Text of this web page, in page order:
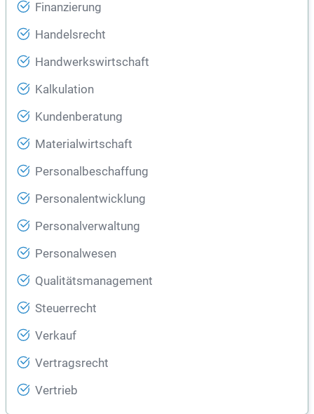
Finanzierung
Handelsrecht
Handwerkswirtschaft
Kalkulation
Kundenberatung
Materialwirtschaft
Personalbeschaffung
Personalentwicklung
Personalverwaltung
Personalwesen
Qualitätsmanagement
Steuerrecht
Verkauf
Vertragsrecht
Vertrieb